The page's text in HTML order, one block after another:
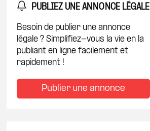
PUBLIEZ UNE ANNONCE LÉGALE
Besoin de publier une annonce
légale ? Simplifiez-vous la vie en la
publiant en ligne facilement et
rapidement !
Publier une annonce